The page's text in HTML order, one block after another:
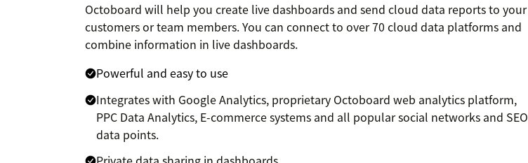
Octoboard will help you create live dashboards and send cloud data reports to your
customers or team members. You can connect to over 70 cloud data platforms and
combine information in live dashboards.
Powerful and easy to use
Integrates with Google Analytics, proprietary Octoboard web analytics platform,
PPC Data Analytics, E-commerce systems and all popular social networks and SEO
data points.